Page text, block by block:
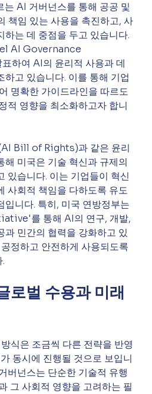
는 AI 거버넌스를 통해 공공 및
책임 있는 사용을 촉진하고, 사
하는 데 중점을 두고 있습니다.
AI Governance
하여 AI의 윤리적 사용과 데
하고 있습니다. 이를 통해 기업
명확한 가이드라인을 따르도
적 영향을 최소화하고자 합니
Bill of Rights)과 같은 윤리
해 미국은 기술 혁신과 규제의
있습니다. 이는 기업들이 혁신
사회적 책임을 다하도록 유도
입니다. 특히, 미국 연방정부는
를 통해 AI의 연구, 개발,
과 민간의 협력을 강화하고 있
정하고 안전하게 사용되도록
로벌 수용과 미래
식은 조금씩 다른 전략을 반영
동시에 진행될 것으로 보입니
버넌스는 단순한 기술적 유행
그 사회적 영향을 고려하는 필